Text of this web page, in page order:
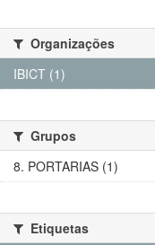
Organizações
IBICT (1)
Grupos
8. PORTARIAS (1)
Etiquetas